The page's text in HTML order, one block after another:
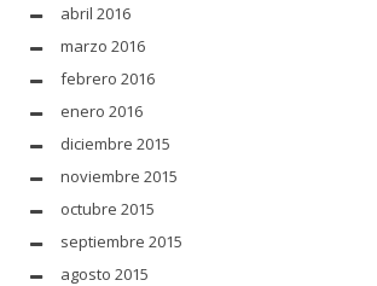
abril 2016
marzo 2016
febrero 2016
enero 2016
diciembre 2015
noviembre 2015
octubre 2015
septiembre 2015
agosto 2015